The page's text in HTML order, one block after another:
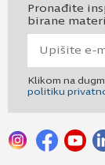
Pronađite
birane
Klikom na
politiku